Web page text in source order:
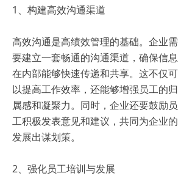
1、构建高效沟通渠道
高效沟通是高绩效管理的基础。企业需
要建立一套畅通的沟通渠道，确保信息
在内部能够快速传递和共享。这不仅可
以提高工作效率，还能够增强员工的归
属感和凝聚力。同时，企业还要鼓励员
工积极发表意见和建议，共同为企业的
发展出谋划策。
2、强化员工培训与发展